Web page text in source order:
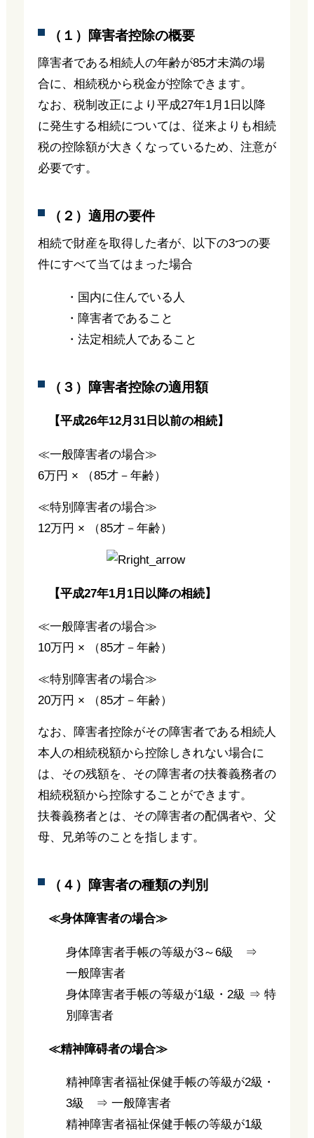
（１）障害者控除の概要
障害者である相続人の年齢が85才未満の場
合に、相続税から税金が控除できます。
なお、税制改正により平成27年1月1日以降
に発生する相続については、従来よりも相続
税の控除額が大きくなっているため、注意が
必要です。
（２）適用の要件
相続で財産を取得した者が、以下の3つの要
件にすべて当てはまった場合
・国内に住んでいる人
・障害者であること
・法定相続人であること
（３）障害者控除の適用額
【平成26年12月31日以前の相続】
≪一般障害者の場合≫
6万円 × （85才－年齢）
≪特別障害者の場合≫
12万円 × （85才－年齢）
【平成27年1月1日以降の相続】
≪一般障害者の場合≫
10万円 × （85才－年齢）
≪特別障害者の場合≫
20万円 × （85才－年齢）
なお、障害者控除がその障害者である相続人
本人の相続税額から控除しきれない場合に
は、その残額を、その障害者の扶養義務者の
相続税額から控除することができます。
扶養義務者とは、その障害者の配偶者や、父
母、兄弟等のことを指します。
（４）障害者の種類の判別
≪身体障害者の場合≫
身体障害者手帳の等級が3～6級 ⇒
一般障害者
身体障害者手帳の等級が1級・2級 ⇒ 特
別障害者
≪精神障碍者の場合≫
精神障害者福祉保健手帳の等級が2級・
3級 ⇒ 一般障害者
精神障害者福祉保健手帳の等級が1級